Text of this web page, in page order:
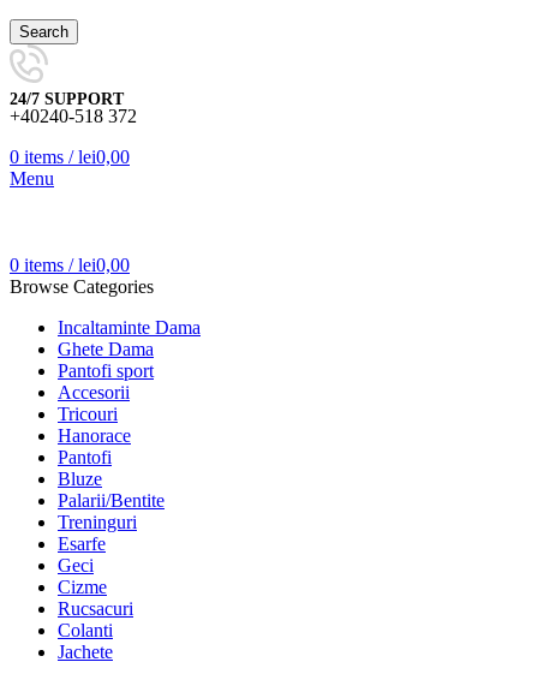
Search
24/7 SUPPORT
+40240-518 372
0 items / lei0,00
Menu
0 items / lei0,00
Browse Categories
Incaltaminte Dama
Ghete Dama
Pantofi sport
Accesorii
Tricouri
Hanorace
Pantofi
Bluze
Palarii/Bentite
Treninguri
Esarfe
Geci
Cizme
Rucsacuri
Colanti
Jachete